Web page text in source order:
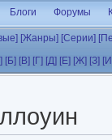
Блоги Форумы
[Жанры] [Серии]
[Б] [В] [Г] [Д] [Е] [Ж] [З]